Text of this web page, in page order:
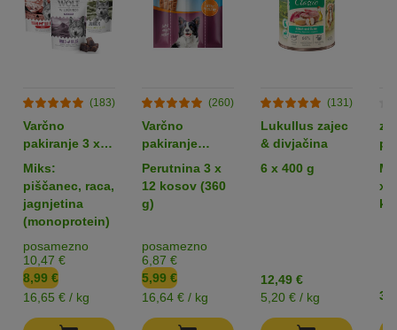
(183)
Varčno
pakiranje 3 x
180 g: Wolf of
Wilderness
Snack - Wild
Bites
Miks:
piščanec, raca,
jagnjetina
(monoprotein)
posamezno
10,47 €
8,99 €
16,65 € / kg
(260)
Varčno
pakiranje
Rocco Sticks
Perutnina 3 x
12 kosov (360
g)
posamezno
6,87 €
5,99 €
16,64 € / kg
(131)
Lukullus zajec
& divjačina
6 x 400 g
12,49 €
5,20 € / kg
x